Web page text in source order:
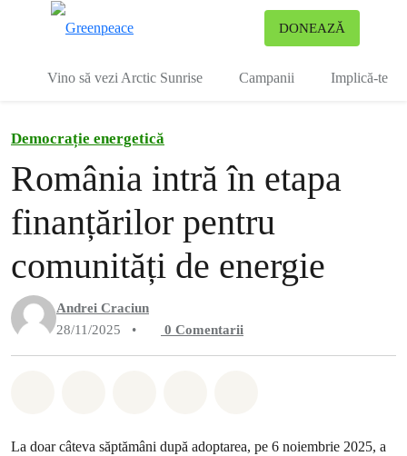
DONEAZĂ
Vino să vezi Arctic Sunrise Campanii Implică-te
Democrație energetică
România intră în etapa
finanțărilor pentru
comunități de energie
Andrei Craciun
28/11/2025
• 0 Comentarii
La doar câteva săptămâni după adoptarea, pe 6 noiembrie 2025, a